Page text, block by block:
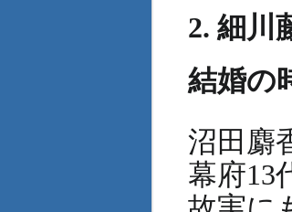
2. 細川
結婚の
沼田麝
幕府13